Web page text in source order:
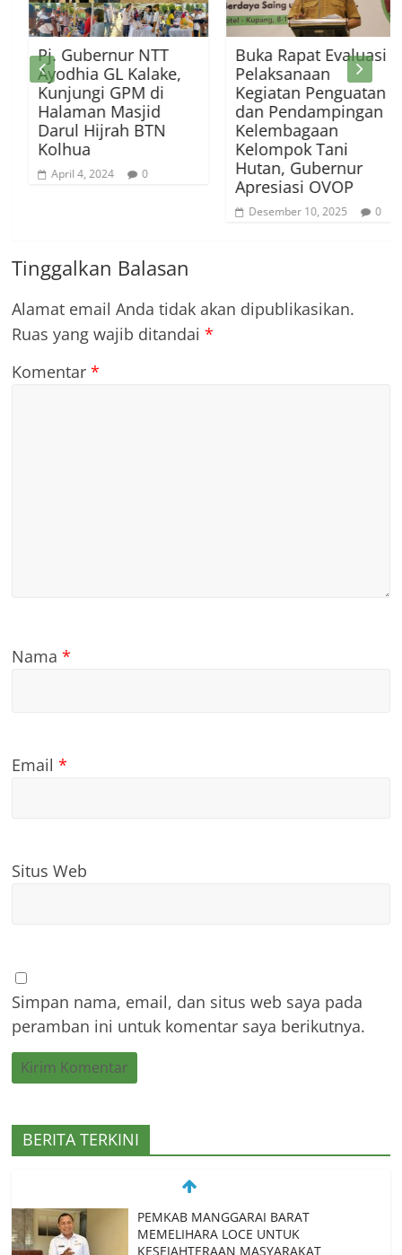
Pj. Gubernur NTT
Ayodhia GL Kalake,
Kunjungi GPM di
Halaman Masjid
Darul Hijrah BTN
Kolhua
April 4, 2024 0
Buka Rapat Evaluasi
Pelaksanaan
Kegiatan Penguatan
dan Pendampingan
Kelembagaan
Kelompok Tani
Hutan, Gubernur
Apresiasi OVOP
Desember 10, 2025 0
Tinggalkan Balasan
Alamat email Anda tidak akan dipublikasikan.
Ruas yang wajib ditandai*
Komentar*
Nama*
Email*
Situs Web
Simpan nama, email, dan situs web saya pada
peramban ini untuk komentar saya berikutnya.
BERITA TERKINI
PEMKAB MANGGARAI BARAT
MEMELIHARA LOCE UNTUK
KESEJAHTERAAN MASYARAKAT
Juli 22, 2026
Spanyol Singkirkan Prancis 2-0, La Roja
Melaju ke Final Piala Dunia 2026